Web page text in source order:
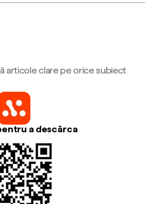
articole clare pe orice subiect
a descărca